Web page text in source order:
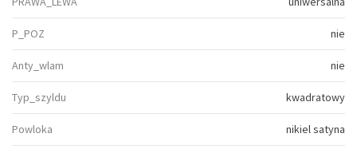
P_POZ nie
Anty_wlam nie
Typ_szyldu kwadratowy
Powloka nikiel satyna